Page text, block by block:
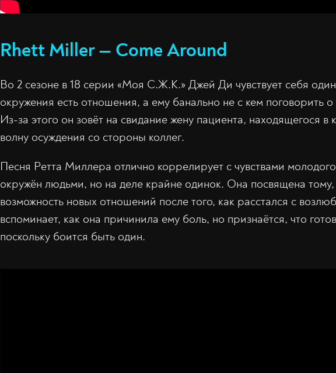
Rhett Miller — Come Around
Во 2 сезоне в 18 серии «Моя С.Ж.К.» Джей Ди чувствует себя
окружения есть отношения, а ему банально не с кем поговорить о
Из-за этого он зовёт на свидание жену пациента, находящегося в
волну осуждения со стороны коллег.
Песня Ретта Миллера отлично коррелирует с чувствами
окружён людьми, но на деле крайне одинок. Она посвящена тому,
возможность новых отношений после того, как расстался с
вспоминает, как она причинила ему боль, но признаётся, что
поскольку боится быть один.